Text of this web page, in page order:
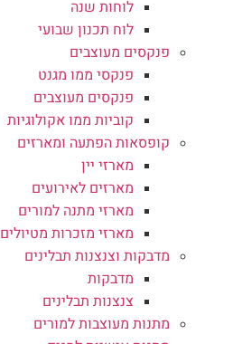
לוחות שנה
לוח תכנון שבועי
פנקסים מעוצבים
פנקסי ממו מגנט
פנקסים מעוצבים
קוביות ממו אקולוגיות
קופסאות הפתעה ומארזים
מארזי יין
מארזים לאירועים
מארזי מתנה למורים
מארזי מזכרות מטיולים
מדבקות וצנצנות תבלינים
מדבקות
צנצנות תבלינים
מתנות מעוצבות למורים